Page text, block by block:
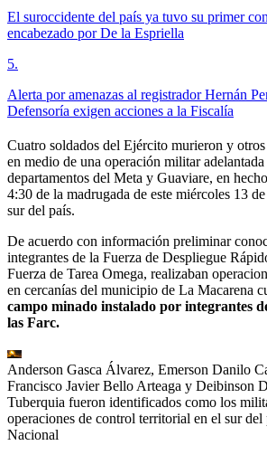
El suroccidente del país ya tuvo su primer
encabezado por De la Espriella
5.
Alerta por amenazas al registrador Hernán
Defensoría exigen acciones a la Fiscalía
Cuatro soldados del Ejército murieron y
en medio de una operación militar
departamentos del Meta y Guaviare, en
4:30 de la madrugada de este miércoles 13
sur del país.
De acuerdo con información preliminar
integrantes de la Fuerza de Despliegue
Fuerza de Tarea Omega, realizaban
en cercanías del municipio de La Macarena
campo minado instalado por integrantes
las Farc.
Anderson Gasca Álvarez, Emerson Danilo
Francisco Javier Bello Arteaga y Deibinson
Tuberquia fueron identificados como los
operaciones de control territorial en el sur del
Nacional